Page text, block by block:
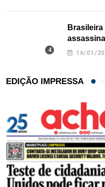
16/01/
EDIÇÃO IMPRESSA